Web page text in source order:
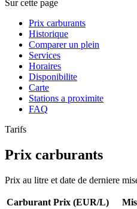
Sur cette page
Prix carburants
Historique
Comparer un plein
Services
Horaires
Disponibilite
Carte
Stations a proximite
FAQ
Tarifs
Prix carburants
Prix au litre et date de derniere
Carburant Prix (EUR/L)